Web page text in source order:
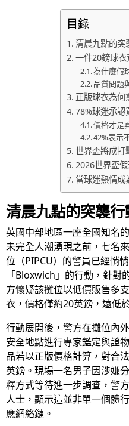
目錄
清晨九點的突
一件20鎊球
為什麼假
品質問題
正版球衣為何
78%球迷承認
價格才是
42%表示
世界盃將成打
2026世界盃
當球迷熱情成
清晨九點的突襲行
英國中部地區一座全國知名
未完全人潮湧現之前，七名
位（PIPCU）的警員已經悄
「Bloxwich」的行動，針對
方懷疑該攤位以低價販售多
衣，價格僅約20英鎊，遠低
行動展開後，警方在攤位內
安全地點進行專家鑑定與證
品若以正版價格計算，對合
英鎊。現場一名男子因涉嫌
釋方式等待進一步調查，警
人士，顯示這並非單一個體
應網絡鏈。